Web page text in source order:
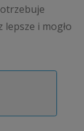
lepsze i mogło